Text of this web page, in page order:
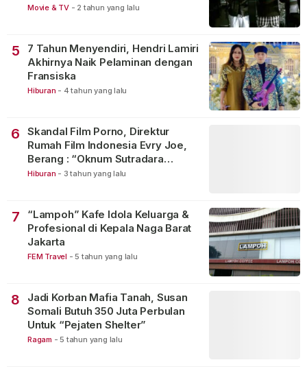
Movie & TV - 2 tahun yang lalu
5
7 Tahun Menyendiri, Hendri Lamiri
Akhirnya Naik Pelaminan dengan
Fransiska
Hiburan - 4 tahun yang lalu
6
Skandal Film Porno, Direktur
Rumah Film Indonesia Evry Joe,
Berang : “Oknum Sutradara
Merusak Perfilman Indonesia”!
Hiburan - 3 tahun yang lalu
7
“Lampoh” Kafe Idola Keluarga &
Profesional di Kepala Naga Barat
Jakarta
FEM Travel - 5 tahun yang lalu
8
Jadi Korban Mafia Tanah, Susan
Somali Butuh 350 Juta Perbulan
Untuk “Pejaten Shelter”
Ragam - 5 tahun yang lalu